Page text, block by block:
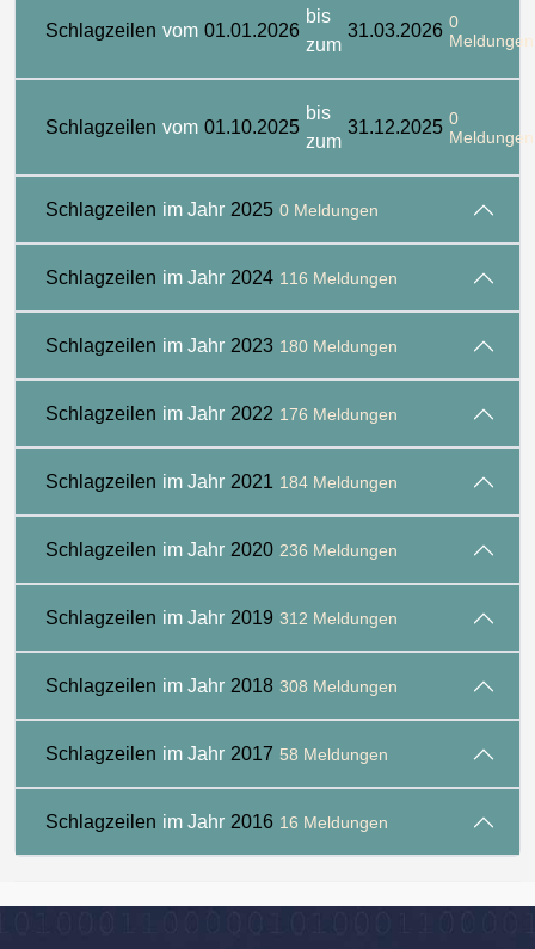
Schlagzeilen vom 01.01.2026
bis
zum
31.03.2026 0
Meldungen
Schlagzeilen vom 01.10.2025
bis
zum
31.12.2025 0
Meldungen
Schlagzeilen im Jahr 2025 0 Meldungen
Schlagzeilen im Jahr 2024 116 Meldungen
Schlagzeilen im Jahr 2023 180 Meldungen
Schlagzeilen im Jahr 2022 176 Meldungen
Schlagzeilen im Jahr 2021 184 Meldungen
Schlagzeilen im Jahr 2020 236 Meldungen
Schlagzeilen im Jahr 2019 312 Meldungen
Schlagzeilen im Jahr 2018 308 Meldungen
Schlagzeilen im Jahr 2017 58 Meldungen
Schlagzeilen im Jahr 2016 16 Meldungen